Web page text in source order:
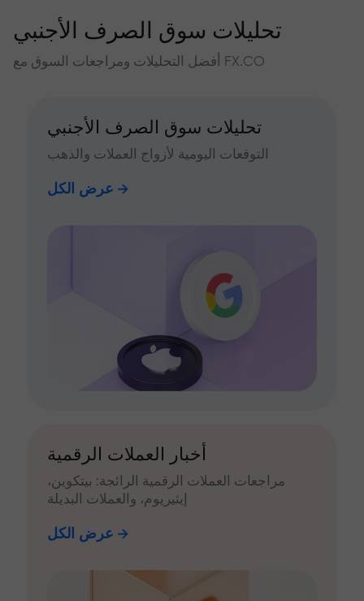
تحليلات سوق الصرف الأجنبي
أفضل التحليلات ومراجعات السوق مع FX.CO
تحليلات سوق الصرف الأجنبي
التوقعات اليومية لأزواج العملات والذهب
عرض الكل
أخبار العملات الرقمية
مراجعات العملات الرقمية الرائجة: بيتكوين،
إيثيريوم، والعملات البديلة
عرض الكل